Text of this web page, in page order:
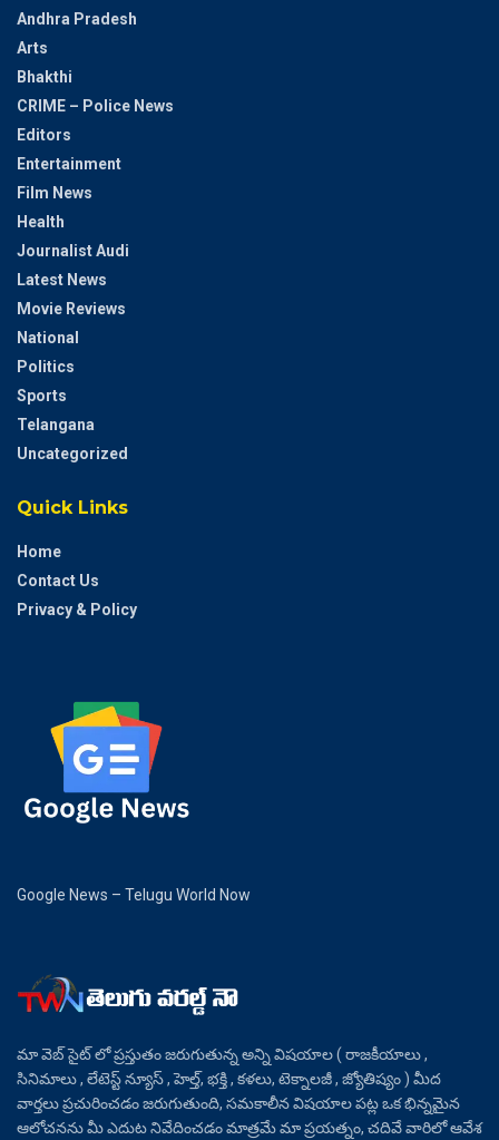
Andhra Pradesh
Arts
Bhakthi
CRIME – Police News
Editors
Entertainment
Film News
Health
Journalist Audi
Latest News
Movie Reviews
National
Politics
Sports
Telangana
Uncategorized
Quick Links
Home
Contact Us
Privacy & Policy
Google News – Telugu World Now
మా వెబ్ సైట్ లో ప్రస్తుతం జరుగుతున్న అన్ని విషయాల ( రాజకీయాలు ,
సినిమాలు , లేటెస్ట్ న్యూస్ , హెల్త్, భక్తి , కళలు, టెక్నాలజీ , జ్యోతిష్యం ) మీద
వార్తలు ప్రచురించడం జరుగుతుంది, సమకాలీన విషయాల పట్ల ఒక భిన్నమైన
ఆలోచనను మీ ఎదుట నివేదించడం మాత్రమే మా ప్రయత్నం, చదివే వారిలో ఆవేశ